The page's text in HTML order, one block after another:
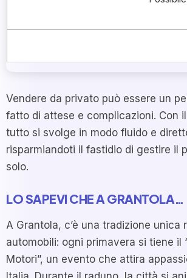
Vendere da privato può essere un
fatto di attese e complicazioni. Con
tutto si svolge in modo fluido e
risparmiandoti il fastidio di gestire il
solo.
LO SAPEVI CHE A GRANTOLA…
A Grantola, c’è una tradizione unica
automobili: ogni primavera si tiene il
Motori”, un evento che attira